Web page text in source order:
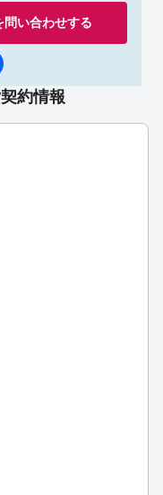
問い合わせする
約情報